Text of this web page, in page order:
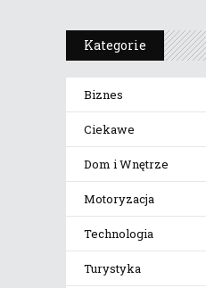
Kategorie
Biznes
Ciekawe
Dom i Wnętrze
Motoryzacja
Technologia
Turystyka